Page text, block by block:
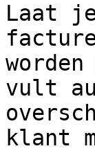
Laat
vult
klant